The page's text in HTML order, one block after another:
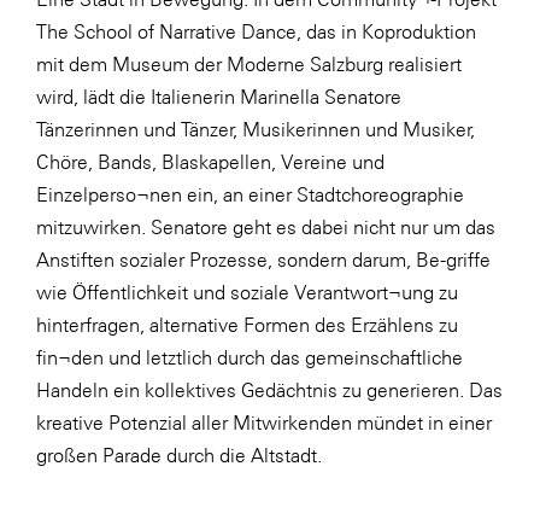
The School of Narrative Dance, das in Koproduktion
mit dem Museum der Moderne Salzburg realisiert
wird, lädt die Italienerin Marinella Senatore
Tänzerinnen und Tänzer, Musikerinnen und Musiker,
Chöre, Bands, Blaskapellen, Vereine und
Einzelperso¬nen ein, an einer Stadtchoreographie
mitzuwirken. Senatore geht es dabei nicht nur um das
Anstiften sozialer Prozesse, sondern darum, Be-griffe
wie Öffentlichkeit und soziale Verantwort¬ung zu
hinterfragen, alternative Formen des Erzählens zu
fin¬den und letztlich durch das gemeinschaftliche
Handeln ein kollektives Gedächtnis zu generieren. Das
kreative Potenzial aller Mitwirkenden mündet in einer
großen Parade durch die Altstadt.